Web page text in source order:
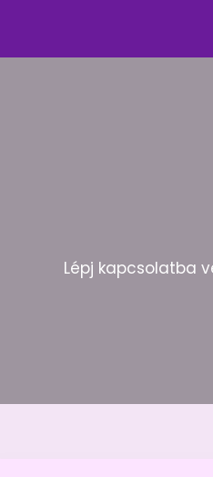
Lépj kapcsolatba